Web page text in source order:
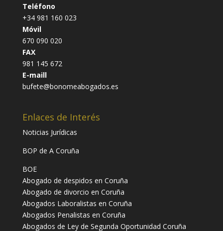
Teléfono
+34 981 160 023
Móvil
670 090 020
FAX
981 145 672
E-maill
bufete@bonomeabogados.es
Enlaces de Interés
Noticias Jurídicas
BOP de A Coruña
BOE
Abogado de despidos en Coruña
Abogado de divorcio en Coruña
Abogados Laboralistas en Coruña
Abogados Penalistas en Coruña
Abogados de Ley de Segunda Oportunidad Coruña